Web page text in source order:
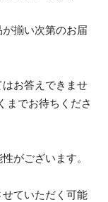
揃い次第のお届
お答えできませ
までお待ちくださ
がございます。
ていただく可能